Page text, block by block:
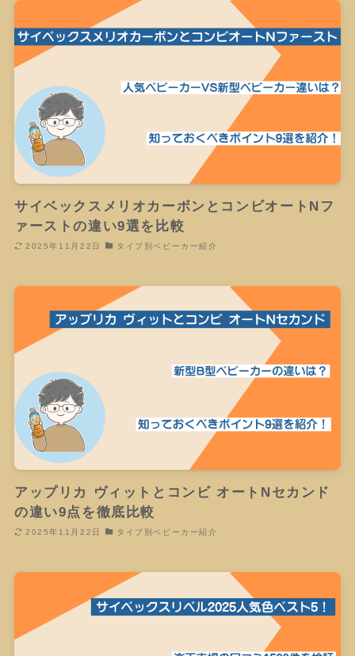
サイベックスメリオカーボンとコンビオートNフ
ァーストの違い9選を比較
2025年11月22日 タイプ別ベビーカー紹介
アップリカ ヴィットとコンビ オートNセカンド
の違い9点を徹底比較
2025年11月22日 タイプ別ベビーカー紹介